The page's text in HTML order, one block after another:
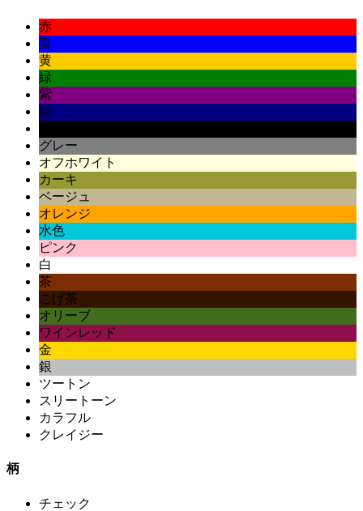
赤
青
黄
緑
紫
紺
グレー
オフホワイト
カーキ
ベージュ
オレンジ
水色
ピンク
白
茶
こげ茶
オリーブ
ワインレッド
金
銀
ツートン
スリートーン
カラフル
クレイジー
柄
チェック